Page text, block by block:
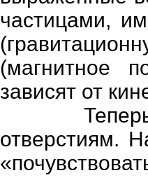
частицами,
(магнитное
зависят от
Теперь
отверстиям.